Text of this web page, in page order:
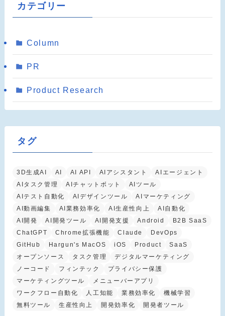
カテゴリー
Column
PR
Product Research
タグ
3D生成AI AI AI API AIアシスタント
AIエージェント
AIタスク管理
AIチャットボット
AIツール
AIテスト自動化
AIデザインツール
AIマーケティング
AI動画編集
AI業務効率化 AI生産性向上
AI自動化
AI開発
AI開発ツール AI開発支援 Android
B2B SaaS
ChatGPT
Chrome拡張機能 Claude
DevOps
GitHub
Hargun's MacOS iOS Product
SaaS
オープンソース
タスク管理
デジタルマーケティング
ノーコード
フィンテック
プライバシー保護
マーケティングツール
メニューバーアプリ
ワークフロー自動化
人工知能 業務効率化
機械学習
無料ツール
生産性向上 開発効率化 開発者ツール